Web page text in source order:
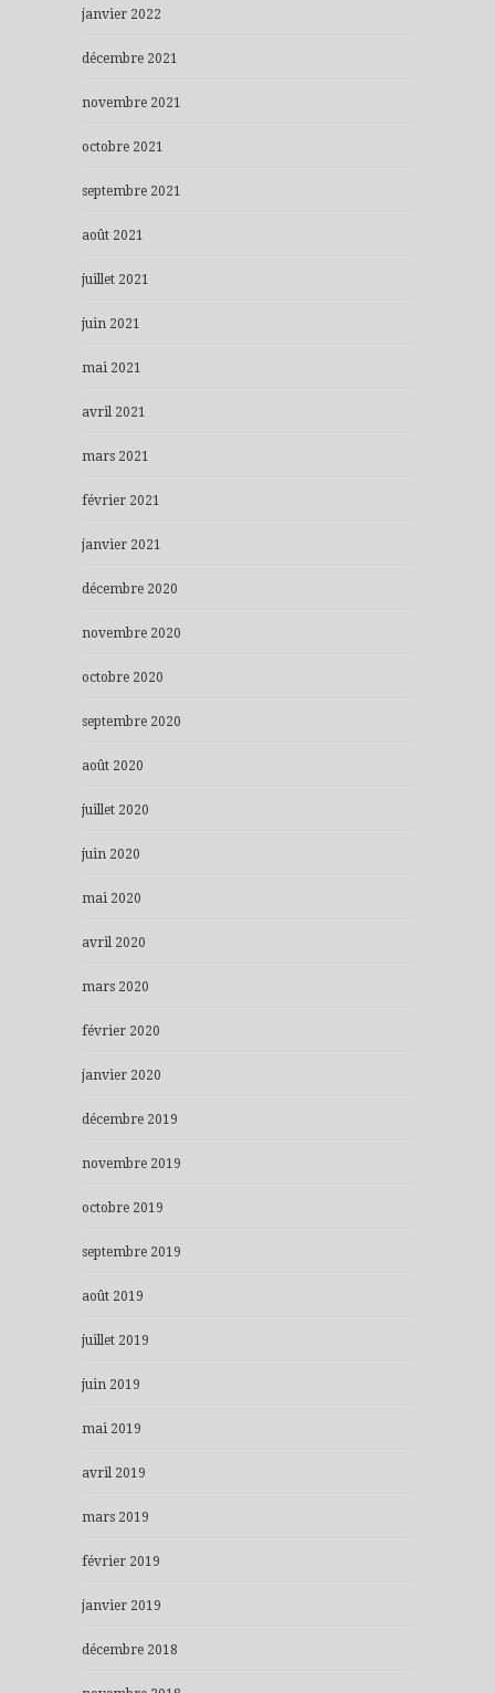
janvier 2022
décembre 2021
novembre 2021
octobre 2021
septembre 2021
août 2021
juillet 2021
juin 2021
mai 2021
avril 2021
mars 2021
février 2021
janvier 2021
décembre 2020
novembre 2020
octobre 2020
septembre 2020
août 2020
juillet 2020
juin 2020
mai 2020
avril 2020
mars 2020
février 2020
janvier 2020
décembre 2019
novembre 2019
octobre 2019
septembre 2019
août 2019
juillet 2019
juin 2019
mai 2019
avril 2019
mars 2019
février 2019
janvier 2019
décembre 2018